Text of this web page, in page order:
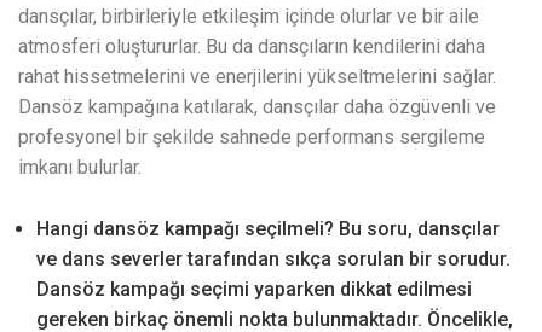
dansçılar, birbirleriyle etkileşim içinde olurlar ve bir aile
atmosferi oluştururlar. Bu da dansçıların kendilerini daha
rahat hissetmelerini ve enerjilerini yükseltmelerini sağlar.
Dansöz kampağına katılarak, dansçılar daha özgüvenli ve
profesyonel bir şekilde sahnede performans sergileme
imkanı bulurlar.
Hangi dansöz kampağı seçilmeli? Bu soru, dansçılar
ve dans severler tarafından sıkça sorulan bir sorudur.
Dansöz kampağı seçimi yaparken dikkat edilmesi
gereken birkaç önemli nokta bulunmaktadır. Öncelikle,